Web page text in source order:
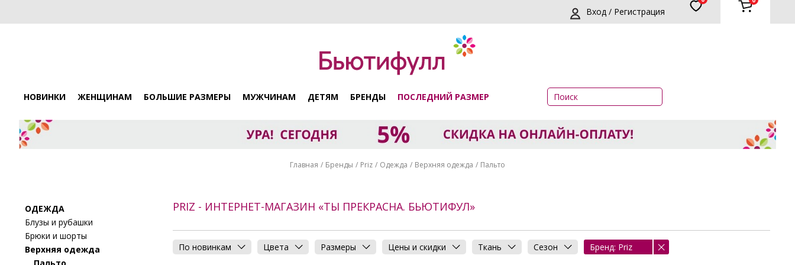
Вход / Регистрация
НОВИНКИ ЖЕНЩИНАМ БОЛЬШИЕ РАЗМЕРЫ МУЖЧИНАМ ДЕТЯМ БРЕНДЫ ПОСЛЕДНИЙ РАЗМЕР
Главная Бренды Priz Одежда Верхняя одежда Пальто
ОДЕЖДА
Блузы и рубашки
Брюки и шорты
Верхняя одежда
Пальто
PRIZ - ИНТЕРНЕТ-МАГАЗИН «ТЫ ПРЕКРАСНА. БЬЮТИФУЛ»
По новинкам Цвета Размеры Цены и скидки Ткань Сезон Бренд: Priz